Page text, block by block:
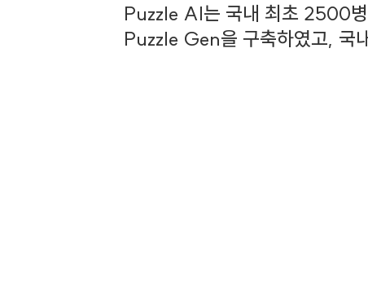
Puzzle AI는 국내 최초 2500병
Puzzle Gen을 구축하였고, 국